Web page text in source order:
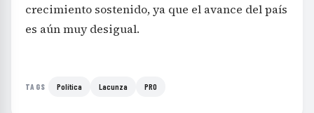
crecimiento sostenido, ya que el avance del país
es aún muy desigual.
TAGS Política Lacunza PRO